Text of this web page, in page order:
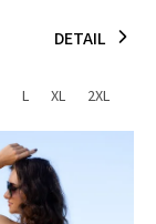
DETAIL
L XL 2XL